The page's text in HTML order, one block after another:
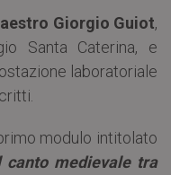
Giorgio Guiot,
Santa Caterina, e
laboratoriale
modulo intitolato
medievale tra